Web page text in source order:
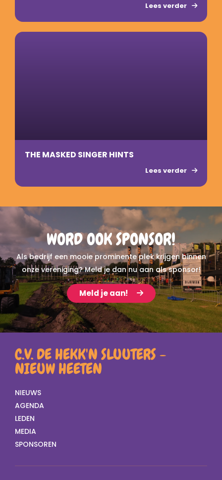
Lees verder
THE MASKED SINGER HINTS
Lees verder
WORD OOK SPONSOR!
Als bedrijf een mooie prominente plek krijgen binnen
onze vereniging? Meld je dan nu aan als sponsor!
Meld je aan!
C.V. DE HEKK'N SLUUTERS -
NIEUW HEETEN
NIEUWS
AGENDA
LEDEN
MEDIA
SPONSOREN